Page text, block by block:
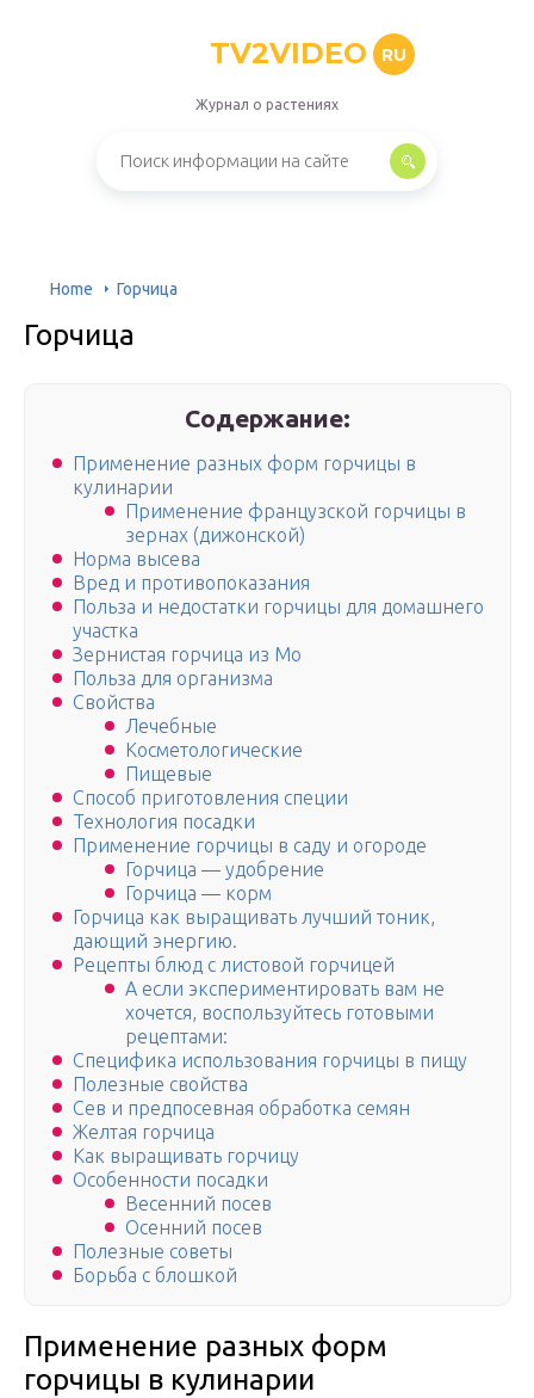
TV2VIDEO RU
Журнал о растениях
Home Горчица
Горчица
Содержание:
Применение разных форм горчицы в
кулинарии
Применение французской горчицы в
зернах (дижонской)
Норма высева
Вред и противопоказания
Польза и недостатки горчицы для домашнего
участка
Зернистая горчица из Мо
Польза для организма
Свойства
Лечебные
Косметологические
Пищевые
Способ приготовления специи
Технология посадки
Применение горчицы в саду и огороде
Горчица — удобрение
Горчица — корм
Горчица как выращивать лучший тоник,
дающий энергию.
Рецепты блюд с листовой горчицей
А если экспериментировать вам не
хочется, воспользуйтесь готовыми
рецептами:
Специфика использования горчицы в пищу
Полезные свойства
Сев и предпосевная обработка семян
Желтая горчица
Как выращивать горчицу
Особенности посадки
Весенний посев
Осенний посев
Полезные советы
Борьба с блошкой
Применение разных форм
горчицы в кулинарии